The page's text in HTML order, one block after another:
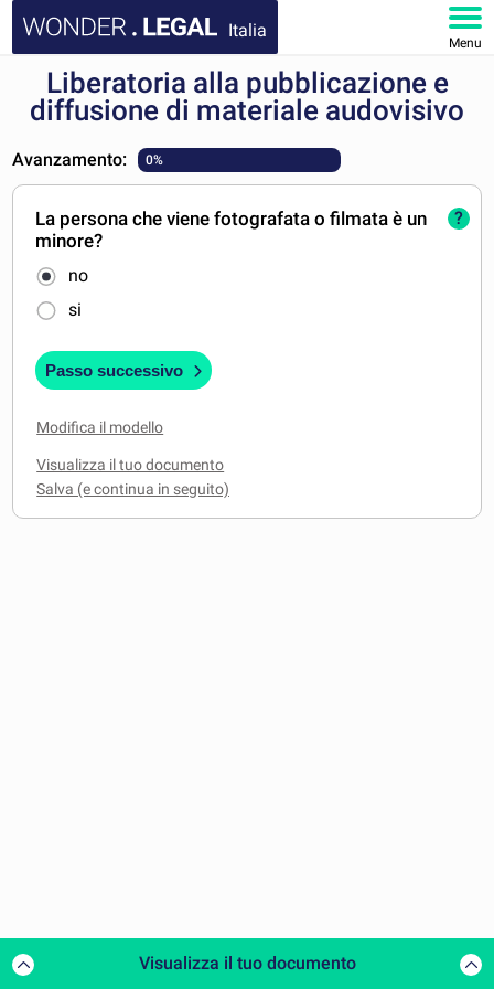
Italia
Menu
HOMEPAGE
Liberatoria alla pubblicazione e
diffusione di materiale audovisivo
Avanzamento: 0%
La persona che viene fotografata o filmata è un
minore?
no
si
?
Passo successivo
Modifica il modello
Visualizza il tuo documento
Visualizza il tuo documento